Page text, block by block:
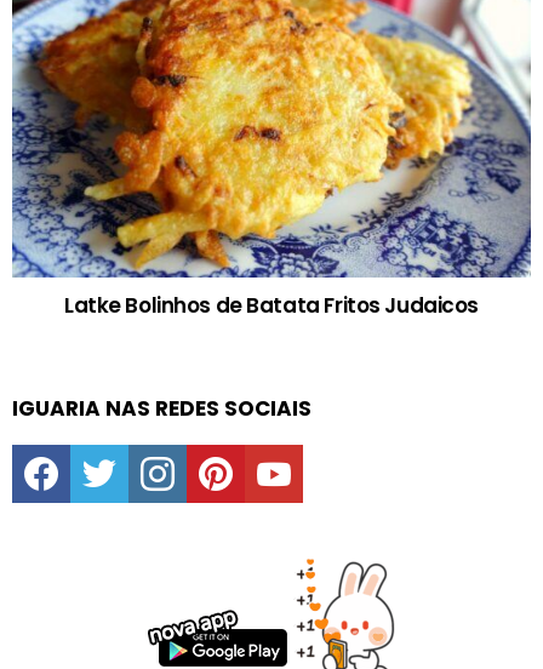
Latke Bolinhos de Batata Fritos Judaicos
IGUARIA NAS REDES SOCIAIS
facebooktwitter instagrampinterestyoutube